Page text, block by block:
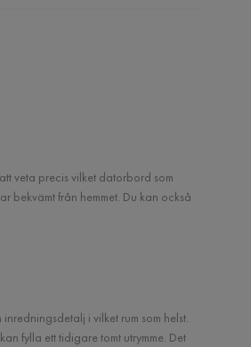
veta precis vilket datorbord som
från hemmet. Du kan också
i vilket rum som helst.
fylla ett tidigare tomt utrymme. Det